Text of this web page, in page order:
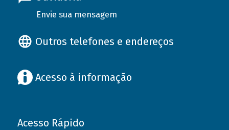
Envie sua mensagem
Outros telefones e endereços
Acesso à informação
Acesso Rápido